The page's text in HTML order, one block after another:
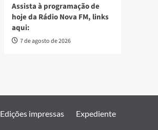
Assista à programação de
hoje da Rádio Nova FM, links
aqui:
7 de agosto de 2026
Edições impressas Expediente